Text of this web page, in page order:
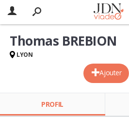
Ajouter
Thomas BREBION
LYON
PROFIL